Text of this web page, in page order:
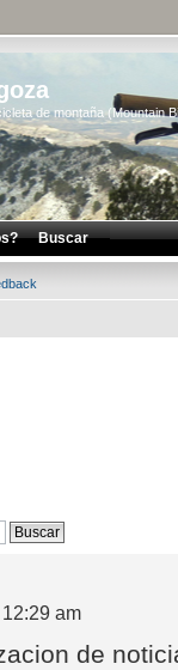
de montaña (Mountain
Buscar
am
de